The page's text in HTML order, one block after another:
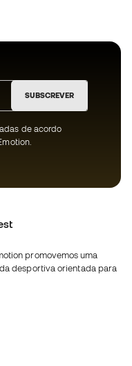
SUBSCREVER
de acordo
promovemos uma
desportiva orientada para